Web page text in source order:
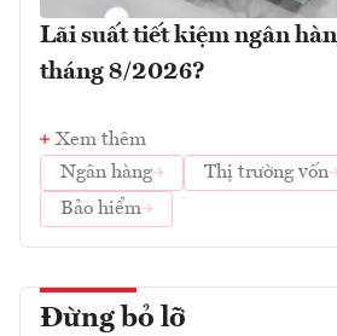
Lãi suất tiết kiệm ngân
tháng 8/2026?
Xem thêm
Ngân hàng
Thị trường vốn
Bảo hiểm
Đừng bỏ lỡ